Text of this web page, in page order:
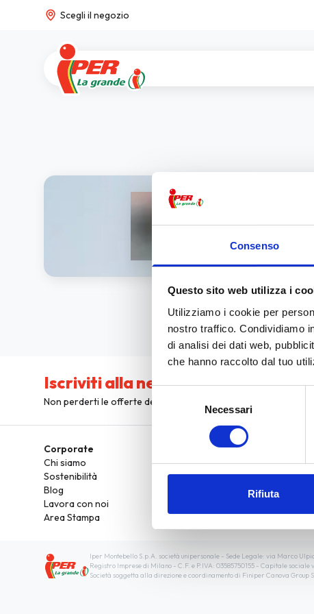
Consenso
Questo sito web utilizza i
Utilizziamo i cookie per
nostro traffico. Condividiamo
di analisi dei dati web,
che hanno raccolto dal tuo
consenso
Necessari
Rifiuta
Scegli il negozio
Iscriviti alla newsletter
Non perderti le offerte del mondo Iper!
Corporate
Chi siamo
Sostenibilità
Blog
Lavora con noi
Area Stampa
FAQ
Richiami
Dichiarazioni
Iper Montebello S.p.A. società unipersonale - Sede Legale: via Marco
Registro Imprese di Milano - C.F. e P.IVA: 03585750155 - Capitale
Società soggetta alla direzione e coordinamento di Finiper Canova Group